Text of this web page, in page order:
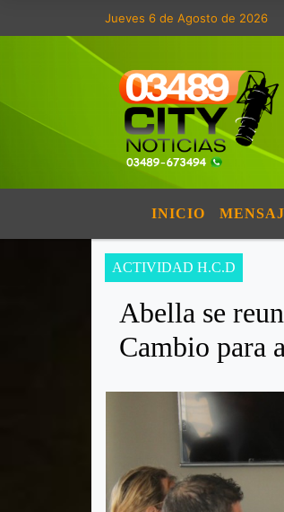
Jueves 6 de Agosto de 2026
INICIO
ACTIVIDAD H.C.D
Abella se
Cambio para